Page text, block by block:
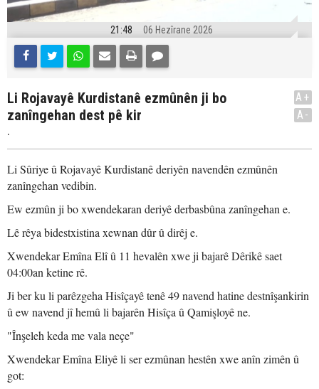
21:48 06 Hezîrane 2026
Li Rojavayê Kurdistanê ezmûnên ji bo
zanîngehan dest pê kir
.
A+
A-
Li Sûriye û Rojavayê Kurdistanê deriyên navendên ezmûnên
zanîngehan vedibin.
Ew ezmûn ji bo xwendekaran deriyê derbasbûna zanîngehan e.
Lê rêya bidestxistina xewnan dûr û dirêj e.
Xwendekar Emîna Elî û 11 hevalên xwe ji bajarê Dêrikê saet
04:00an ketine rê.
Ji ber ku li parêzgeha Hisîçayê tenê 49 navend hatine destnîşankirin
û ew navend jî hemû li bajarên Hisîça û Qamişloyê ne.
"Înşeleh keda me vala neçe"
Xwendekar Emîna Eliyê li ser ezmûnan hestên xwe anîn zimên û
got: